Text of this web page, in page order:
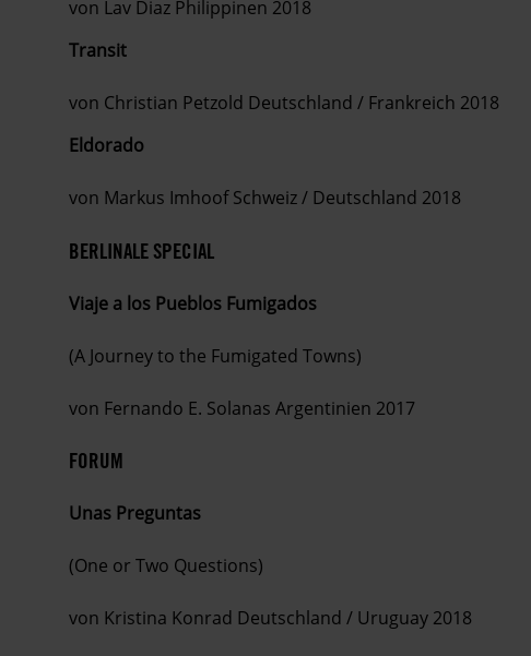
von Lav Diaz Philippinen 2018
Transit
von Christian Petzold Deutschland / Frankreich 2018
Eldorado
von Markus Imhoof Schweiz / Deutschland 2018
BERLINALE SPECIAL
Viaje a los Pueblos Fumigados
(A Journey to the Fumigated Towns)
von Fernando E. Solanas Argentinien 2017
FORUM
Unas Preguntas
(One or Two Questions)
von Kristina Konrad Deutschland / Uruguay 2018